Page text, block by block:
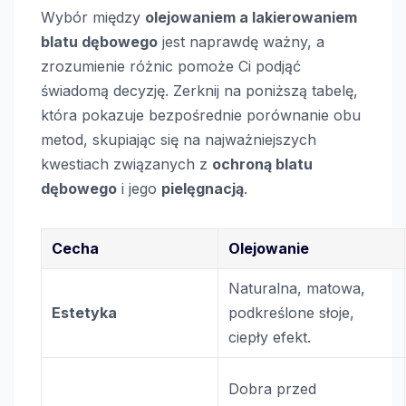
Wybór między olejowaniem a lakierowaniem
blatu dębowego jest naprawdę ważny, a
zrozumienie różnic pomoże Ci podjąć
świadomą decyzję. Zerknij na poniższą tabelę,
która pokazuje bezpośrednie porównanie obu
metod, skupiając się na najważniejszych
kwestiach związanych z ochroną blatu
dębowego i jego pielęgnacją.
Cecha Olejowanie
Estetyka
Naturalna, matowa,
podkreślone słoje,
ciepły efekt.
Dobra przed